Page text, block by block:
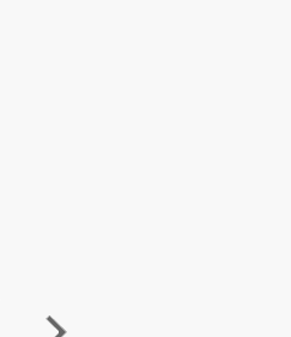
角的端點，冬季海浪拍打